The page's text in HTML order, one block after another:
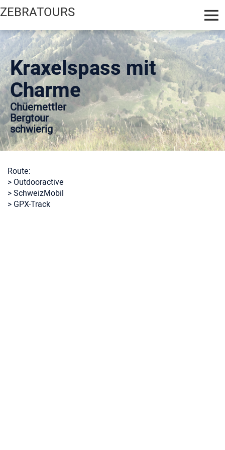
ZEBRATOURS
Kraxelspass mit
Charme
Chüemettler
Bergtour
schwierig
Route:
> Outdooractive
> SchweizMobil
> GPX-Track